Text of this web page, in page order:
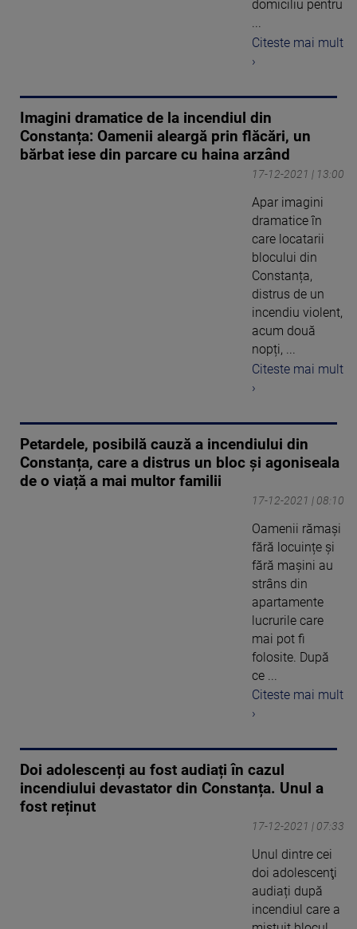
domiciliu pentru
...
Citeste mai mult
›
Imagini dramatice de la incendiul din
Constanța: Oamenii aleargă prin flăcări, un
bărbat iese din parcare cu haina arzând
17-12-2021 | 13:00
Apar imagini
dramatice în
care locatarii
blocului din
Constanța,
distrus de un
incendiu violent,
acum două
nopți, ...
Citeste mai mult
›
Petardele, posibilă cauză a incendiului din
Constanța, care a distrus un bloc și agoniseala
de o viață a mai multor familii
17-12-2021 | 08:10
Oamenii rămași
fără locuințe și
fără mașini au
strâns din
apartamente
lucrurile care
mai pot fi
folosite. După
ce ...
Citeste mai mult
›
Doi adolescenți au fost audiați în cazul
incendiului devastator din Constanța. Unul a
fost reținut
17-12-2021 | 07:33
Unul dintre cei
doi adolescenţi
audiați după
incendiul care a